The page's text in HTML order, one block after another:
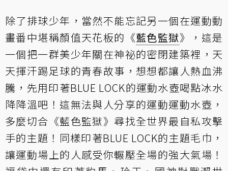
除了排球少年，當然不能忘記另一個在運動動
畫番中堪稱顏值天花板的《藍色監獄》，這是
一個把一群美少年關在神祕的密閉建築裡，天
天揮汗踢足球的青春故事，想想都讓人熱血沸
騰，先用印著BLUE LOCK的運動水壺喝點冰水
降降溫吧！這無法與人分享的運動運動水壺，
多麼切合《藍色監獄》尋找全世界最自私攻擊
手的主題！同樣印著BLUE LOCK的主題毛巾，
讓運動場上的人感受你輾壓全場的強大氣場！